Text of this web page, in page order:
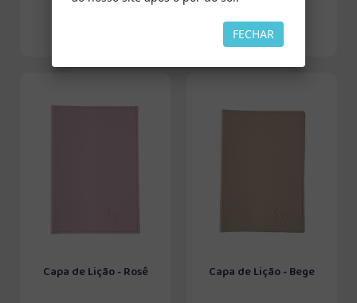
Capa de Lição - Rosê Capa de Lição - Bege
FECHAR